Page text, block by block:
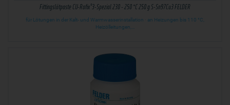
Fittingslötpaste CU-Rofix®3-Spezial 230 - 250 °C 250 g S-Sn97Cu3 FELDER
für Lötungen in der Kalt- und Warmwasserinstallation · an Heizungen bis 110 °C,
Heizölleitungen,…